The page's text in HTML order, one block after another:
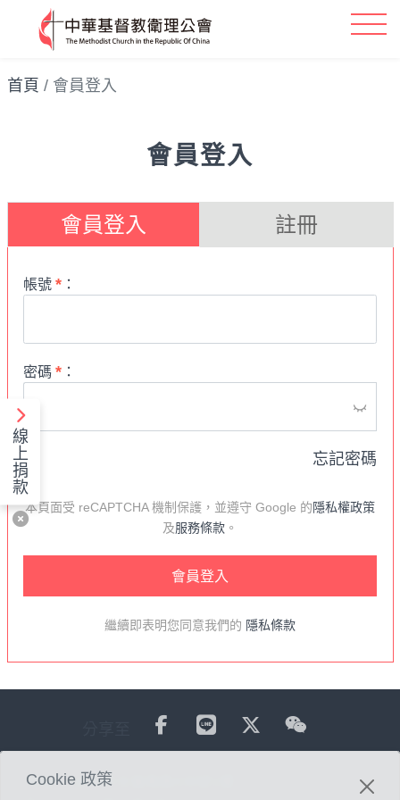
首頁 會員登入
會員登入
會員登入 註冊
帳號 * ：
密碼 * ：
忘記密碼
本頁面受 reCAPTCHA 機制保護，並遵守 Google 的隱私權政策
及服務條款 。
會員登入
繼續即表明您同意我們的 隱私條款
Cookie 政策
地址：台北市光復南路438號1樓
線
上
捐
款